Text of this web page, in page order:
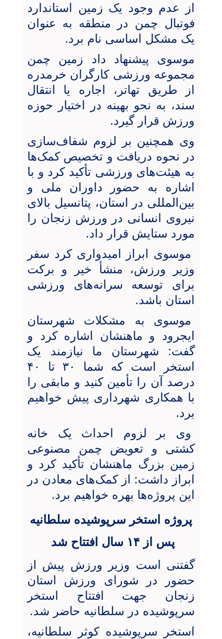
از عدم وجود یک زمین استاندارد
فوتبال چمن در منطقه به عنوان
یک مشکل اساسی نام برد.
موسوی پیشنهاد داد زمین چمن
مجموعه ورزشی کارگران خرمدره
از طریق تهاتر، اجاره یا انتقال
سند، به نحو بهینه در اختیار حوزه
ورزش قرار گیرد.
وی همچنین بر لزوم شفاف‌سازی
در نحوه دریافت و تخصیص کمک‌ها
به هیئت‌های ورزشی تأکید کرد و با
اشاره به حضور داوران ملی و
بین‌المللی در استان، پتانسیل بالای
نیروی انسانی در ورزش زنجان را
مورد ستایش قرار داد.
موسوی ابراز امیدواری کرد سفر
وزیر ورزش، منشأ خیر و برکت
برای توسعه سرانه‌های ورزشی
استان باشد.
موسوی به مشکلات شهرستان
ایجرود و ماهنشان اشاره کرد و
گفت: شهرستان ما نیازمند یک
استخر است که شما ۳۰ تا ۴۰
درصد آن را تأمین کنید و مابقی را
با همکاری شهرداری پیش خواهیم
برد.
وی بر لزوم احداث یک خانه
کشتی و تعویض چمن مصنوعی
زمین بزرگ ماهنشان تأکید کرد و
ابراز داشت: از کمک‌های معادن در
این پروژه‌ها بهره خواهیم برد.
پروژه استخر سرپوشیده سلطانیه
پس از ۱۴ سال افتتاح شد
گفتنی است وزیر ورزش پیش از
حضور در شورای ورزش استان
زنجان جهت افتتاح استخر
سرپوشیده در سلطانیه حاضر شد.
استخر سرپوشیده کوثر سلطانیه،